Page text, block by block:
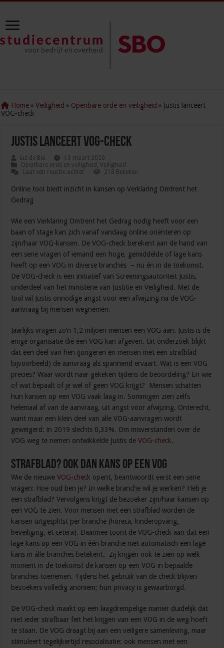
Home » Veiligheid » Openbare orde en veiligheid » Justis lanceert
VOG-check
Justis lanceert VOG-check
Liz de Bie
13 maart 2020
Openbare orde en veiligheid ,Veiligheid
Laat een reactie achter
218 Bekeken
Online tool biedt inzicht in kansen op Verklaring Omtrent het
Gedrag
Wie een Verklaring Omtrent het Gedrag nodig heeft voor een
baan of stage kan zich vanaf vandaag online oriënteren op
zijn/haar VOG-kansen. De VOG-check berekent aan de hand van
een serie vragen of iemand een hoge, gemiddelde of lage kans
heeft op een VOG in diverse branches – nu én in de toekomst.
De VOG-check is een initiatief van Screeningsautoriteit Justis,
onderdeel van het ministerie van Justitie en Veiligheid. Met de
tool wil Justis onnodige angst voor een afwijzing na de VOG-
aanvraag bij mensen wegnemen.
Jaarlijks vragen zo’n 1,2 miljoen mensen een VOG aan. Justis is de
enige organisatie die een VOG kan afgeven. Uit onderzoek blijkt
dat een deel van hen (jongeren en mensen met een strafblad
bijvoorbeeld) de aanvraag als spannend ervaart. Wat is een VOG
precies? Waar wordt naar gekeken tijdens de beoordeling? En wie
of wat bepaalt of je wel of geen VOG krijgt? Mensen schatten
hun kansen op een VOG vaak laag in. Sommigen zien zelfs
helemaal af van de aanvraag, uit angst voor afwijzing. Onterecht,
want maar een klein deel van alle VOG-aanvragen wordt
geweigerd: in 2019 slechts 0,33%. Om misverstanden over de
VOG weg te nemen ontwikkelde Justis deVOG-check.
Strafblad? Ook dan kans op een VOG
Wie de nieuweVOG-check opent, beantwoordt eerst een serie
vragen: Hoe oud ben je? In welke branche wil je werken? Heb je
een strafblad? Vervolgens krijgt de bezoeker zijn/haar kansen op
een VOG te zien. Voor mensen met een strafblad worden de
kansen uitgesplitst per branche (horeca, kinderopvang,
beveiliging, et cetera). Daarmee toont de VOG-check aan dat een
lage kans op een VOG in één branche niet automatisch een lage
kans in álle branches betekent. Zij krijgen ook te zien op welk
moment in de toekomst de kansen op een VOG in bepaalde
branches toenemen. Tijdens het gebruik van de check blijven
bezoekers volledig anoniem; hun privacy is gewaarborgd.
De VOG-check maakt op een laagdrempelige manier duidelijk dat
niet ieder strafbaar feit het krijgen van een VOG in de weg hoeft
te staan. De VOG draagt bij aan een veiligere samenleving, maar
stimuleert tegelijkertijd resocialisatie: ook mensen met een